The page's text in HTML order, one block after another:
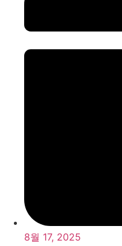
8월 17, 2025